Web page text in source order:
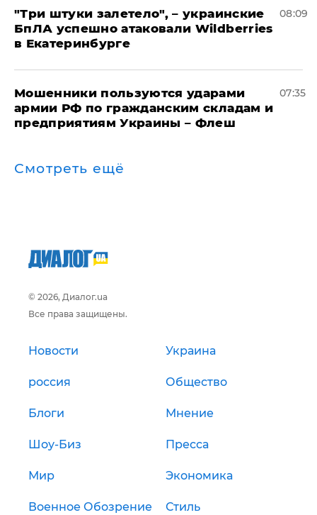
"Три штуки залетело", – украинские
БпЛА успешно атаковали Wildberries
в Екатеринбурге
08:09
Мошенники пользуются ударами
армии РФ по гражданским складам и
предприятиям Украины – Флеш
07:35
Смотреть ещё
© 2026, Диалог.ua
Все права защищены.
Новости Украина
россия Общество
Блоги Мнение
Шоу-Биз Пресса
Мир Экономика
Военное Обозрение Стиль